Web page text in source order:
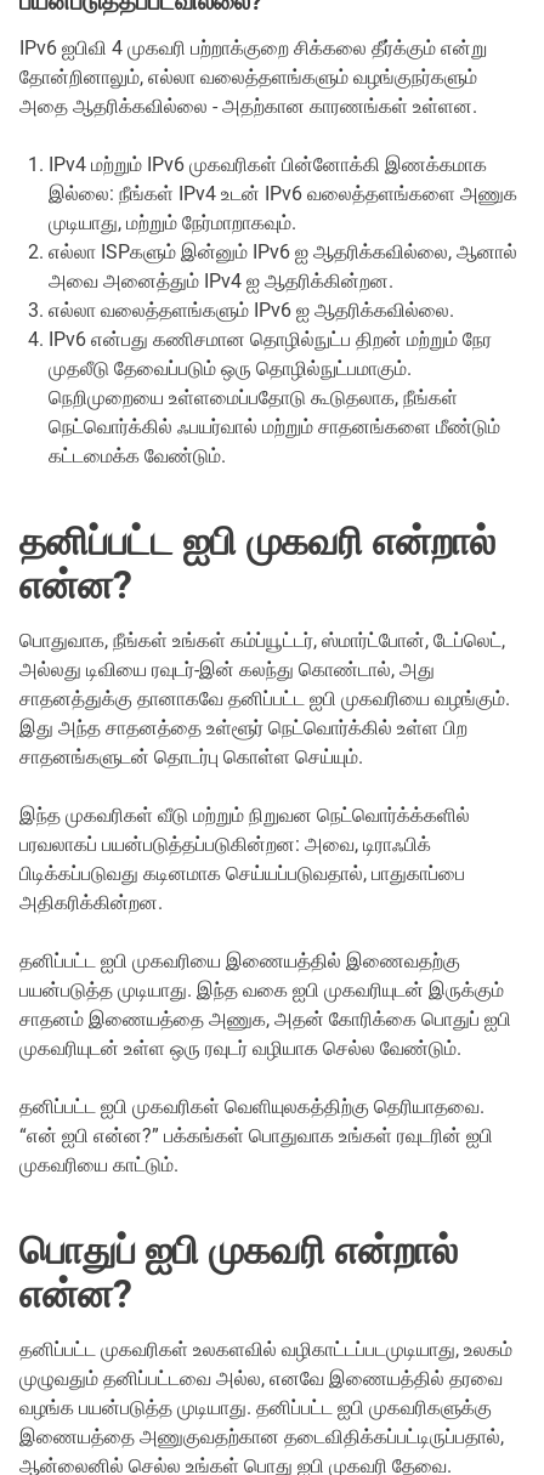
IPv6 ஐபிவி 4 முகவரி பற்றாக்குறை சிக்கலை தீர்க்கும் என்று
தோன்றினாலும், எல்லா வலைத்தளங்களும் வழங்குநர்களும்
அதை ஆதரிக்கவில்லை - அதற்கான காரணங்கள் உள்ளன.
IPv4 மற்றும் IPv6 முகவரிகள் பின்னோக்கி இணக்கமாக
இல்லை: நீங்கள் IPv4 உடன் IPv6 வலைத்தளங்களை அணுக
முடியாது, மற்றும் நேர்மாறாகவும்.
எல்லா ISPகளும் இன்னும் IPv6 ஐ ஆதரிக்கவில்லை, ஆனால்
அவை அனைத்தும் IPv4 ஐ ஆதரிக்கின்றன.
எல்லா வலைத்தளங்களும் IPv6 ஐ ஆதரிக்கவில்லை.
IPv6 என்பது கணிசமான தொழில்நுட்ப திறன் மற்றும் நேர
முதலீடு தேவைப்படும் ஒரு தொழில்நுட்பமாகும்.
நெறிமுறையை உள்ளமைப்பதோடு கூடுதலாக, நீங்கள்
நெட்வொர்க்கில் ஃபயர்வால் மற்றும் சாதனங்களை மீண்டும்
கட்டமைக்க வேண்டும்.
தனிப்பட்ட ஐபி முகவரி என்றால்
என்ன?
பொதுவாக, நீங்கள் உங்கள் கம்ப்யூட்டர், ஸ்மார்ட்போன், டேப்லெட்,
அல்லது டிவியை ரவுடர்-இன் கலந்து கொண்டால், அது
சாதனத்துக்கு தானாகவே தனிப்பட்ட ஐபி முகவரியை வழங்கும்.
இது அந்த சாதனத்தை உள்ளூர் நெட்வொர்க்கில் உள்ள பிற
சாதனங்களுடன் தொடர்பு கொள்ள செய்யும்.
இந்த முகவரிகள் வீடு மற்றும் நிறுவன நெட்வொர்க்க்களில்
பரவலாகப் பயன்படுத்தப்படுகின்றன: அவை, டிராஃபிக்
பிடிக்கப்படுவது கடினமாக செய்யப்படுவதால், பாதுகாப்பை
அதிகரிக்கின்றன.
தனிப்பட்ட ஐபி முகவரியை இணையத்தில் இணைவதற்கு
பயன்படுத்த முடியாது. இந்த வகை ஐபி முகவரியுடன் இருக்கும்
சாதனம் இணையத்தை அணுக, அதன் கோரிக்கை பொதுப் ஐபி
முகவரியுடன் உள்ள ஒரு ரவுடர் வழியாக செல்ல வேண்டும்.
தனிப்பட்ட ஐபி முகவரிகள் வெளியுலகத்திற்கு தெரியாதவை.
“என் ஐபி என்ன?” பக்கங்கள் பொதுவாக உங்கள் ரவுடரின் ஐபி
முகவரியை காட்டும்.
பொதுப் ஐபி முகவரி என்றால்
என்ன?
தனிப்பட்ட முகவரிகள் உலகளவில் வழிகாட்டப்படமுடியாது, உலகம்
முழுவதும் தனிப்பட்டவை அல்ல, எனவே இணையத்தில் தரவை
வழங்க பயன்படுத்த முடியாது. தனிப்பட்ட ஐபி முகவரிகளுக்கு
இணையத்தை அணுகுவதற்கான தடைவிதிக்கப்பட்டிருப்பதால்,
ஆன்லைனில் செல்ல உங்கள் பொது ஐபி முகவரி தேவை.